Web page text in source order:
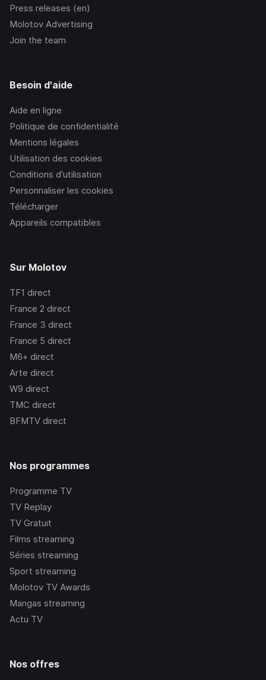
Press releases (en)
Molotov Advertising
Join the team
Besoin d'aide
Aide en ligne
Politique de confidentialité
Mentions légales
Utilisation des cookies
Conditions d’utilisation
Personnaliser les cookies
Télécharger
Appareils compatibles
Sur Molotov
TF1 direct
France 2 direct
France 3 direct
France 5 direct
M6+ direct
Arte direct
W9 direct
TMC direct
BFMTV direct
Nos programmes
Programme TV
TV Replay
TV Gratuit
Films streaming
Séries streaming
Sport streaming
Molotov TV Awards
Mangas streaming
Actu TV
Nos offres